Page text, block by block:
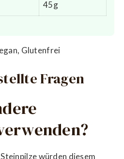
45g
Glutenfrei
Fragen
würden diesem